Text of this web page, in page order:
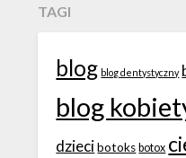
TAGI
blog blog dentystyczny
blog
dzieci botoks botox